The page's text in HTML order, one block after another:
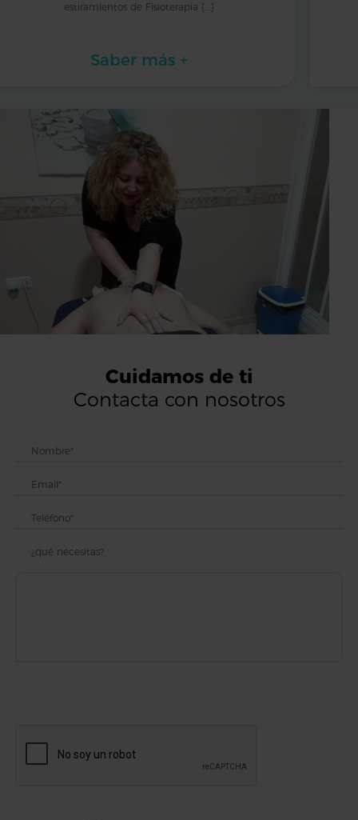
estiramientos de Fisioterapia […]
Saber más +
Cuidamos de ti
Contacta con nosotros
¿qué necesitas?